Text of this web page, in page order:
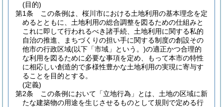
(目的)
第1条
この条例は、桜川市における土地利用の基本理念を定
めるとともに、土地利用の総合調整を図るための仕組みと
これに即して行われるべき諸手続、土地利用に関する私的
自治の推進、まちづくりの担い手に関する制度の創設その
他市の行政区域(以下「市域」という。)の適正かつ合理的
な利用を図るために必要な事項を定め、もって本市の特性
に相応しい創造的で多様性豊かな土地利用の実現に寄与す
ることを目的とする。
(定義)
第2条
この条例において「立地行為」とは、土地の区域に新
たな建築物の用途を生じさせるものとして規則で定める行